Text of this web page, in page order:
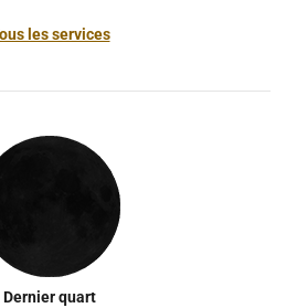
les services
Dernier quart